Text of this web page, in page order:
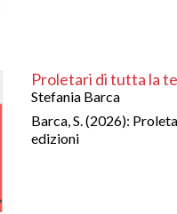
Proletari di tutta la
Stefania Barca
Barca, S. (2026):
edizioni